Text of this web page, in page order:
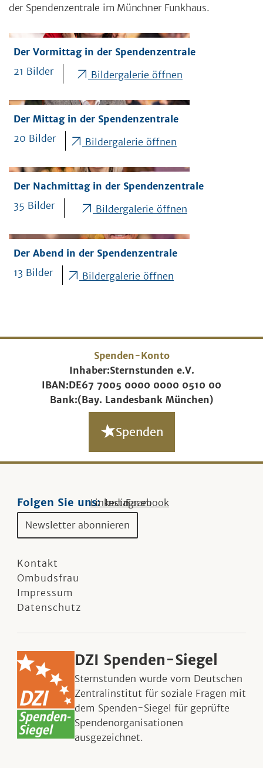
der Spendenzentrale im Münchner Funkhaus.
Der Vormittag in der Spendenzentrale
21 Bilder
Bildergalerie öffnen
Der Mittag in der Spendenzentrale
20 Bilder
Bildergalerie öffnen
Der Nachmittag in der Spendenzentrale
35 Bilder
Bildergalerie öffnen
Der Abend in der Spendenzentrale
13 Bilder
Bildergalerie öffnen
Spenden-Konto
Inhaber:Sternstunden e.V.
IBAN:DE67 7005 0000 0000 0510 00
Bank:(Bay. Landesbank München)
Spenden
Folgen Sie uns:Linkedin
Instagram
Facebook
Newsletter abonnieren
Kontakt
Ombudsfrau
Impressum
Datenschutz
DZI Spenden-Siegel
Sternstunden wurde vom Deutschen
Zentralinstitut für soziale Fragen mit
dem Spenden-Siegel für geprüfte
Spendenorganisationen
ausgezeichnet.